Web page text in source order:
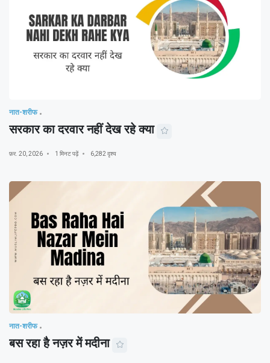
नात-शरीफ
सरकार का दरवार नहीं देख रहे क्या
फ़र. 20, 2026 1 मिनट पढ़ें 6,282 दृश्य
नात-शरीफ
बस रहा है नज़र में मदीना